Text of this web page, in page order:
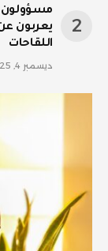
مسؤولون
يعربون
اللقاحات
ديسمبر 4, 2025